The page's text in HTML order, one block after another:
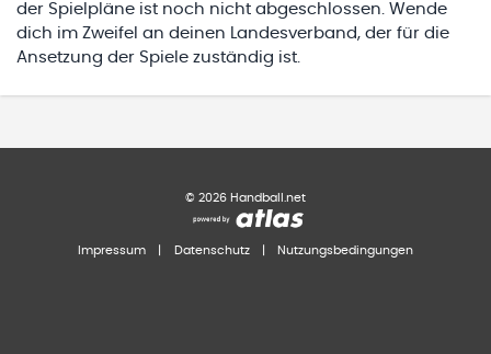
der Spielpläne ist noch nicht abgeschlossen. Wende
dich im Zweifel an deinen Landesverband, der für die
Ansetzung der Spiele zuständig ist.
© 2026 Handball.net
Impressum Datenschutz Nutzungsbedingungen